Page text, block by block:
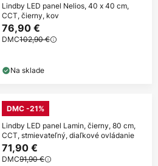
Lindby LED panel Nelios, 40 x 40 cm,
CCT, čierny, kov
76,90 €
DMC102,90 €
Na sklade
DMC -21%
Lindby LED panel Lamin, čierny, 80 cm,
CCT, stmievateľný, diaľkové ovládanie
71,90 €
DMC91,90 €